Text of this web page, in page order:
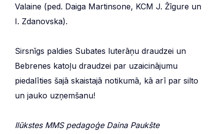
Valaine (ped. Daiga Martinsone, KCM J. Žīgure un
I. Zdanovska).
Sirsnīgs paldies Subates luterāņu draudzei un
Bebrenes katoļu draudzei par uzaicinājumu
piedalīties šajā skaistajā notikumā, kā arī par silto
un jauko uzņemšanu!
Ilūkstes MMS pedagoģe Daina Paukšte